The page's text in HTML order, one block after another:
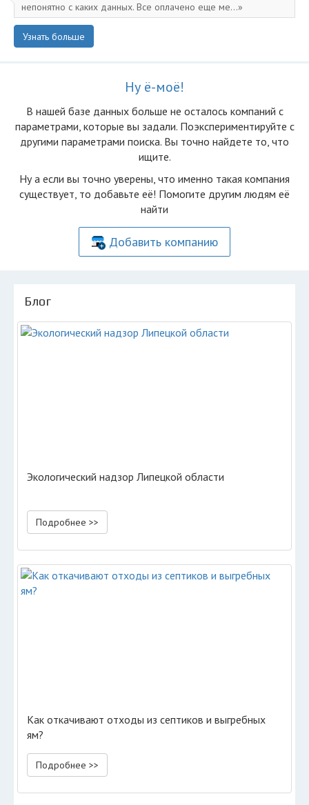
непонятно с каких данных. Все оплачено еще ме...
Узнать больше
Ну ё-моё!
В нашей базе данных больше не осталоcь компаний с
параметрами, которые вы задали. Поэкспериментируйте с
другими параметрами поиска. Вы точно найдете то, что
ищите.
Ну а если вы точно уверены, что именно такая компания
существует, то добавьте её! Помогите другим людям её
найти
Добавить компанию
Блог
Экологический надзор Липецкой области
Подробнее >>
Как откачивают отходы из септиков и выгребных
ям?
Подробнее >>